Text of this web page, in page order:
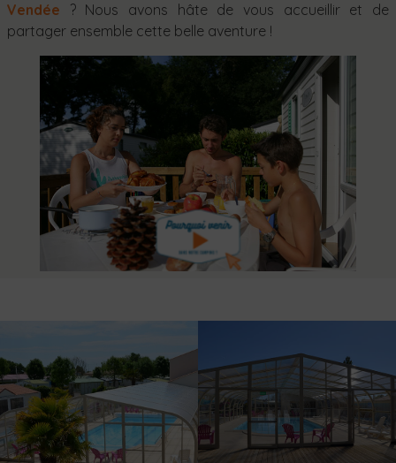
Vendée ? Nous avons hâte de vous accueillir et de
partager ensemble cette belle aventure !